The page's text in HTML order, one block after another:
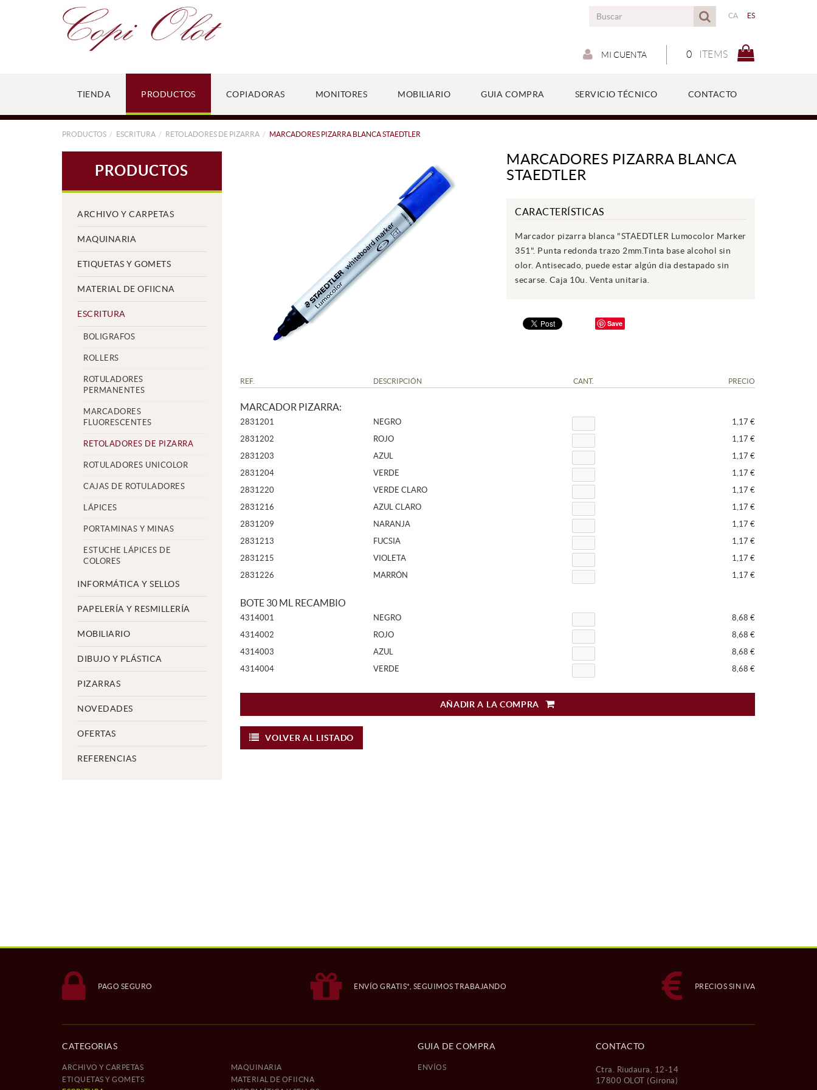
CA ES
0 ITEMS
MI CUENTA
TIENDA PRODUCTOS COPIADORAS MONITORES MOBILIARIO GUIA COMPRA SERVICIO TÉCNICO CONTACTO
PRODUCTOS ESCRITURA RETOLADORES DE PIZARRA MARCADORES PIZARRA BLANCA STAEDTLER
PRODUCTOS
ARCHIVO Y CARPETAS
MAQUINARIA
ETIQUETAS Y GOMETS
MATERIAL DE OFIICNA
ESCRITURA
BOLIGRAFOS
ROLLERS
ROTULADORES
PERMANENTES
MARCADORES
FLUORESCENTES
RETOLADORES DE PIZARRA
ROTULADORES UNICOLOR
CAJAS DE ROTULADORES
LÁPICES
PORTAMINAS Y MINAS
ESTUCHE LÁPICES DE
COLORES
INFORMÁTICA Y SELLOS
PAPELERÍA Y RESMILLERÍA
MOBILIARIO
DIBUJO Y PLÁSTICA
PIZARRAS
NOVEDADES
OFERTAS
REFERENCIAS
MARCADORES PIZARRA BLANCA
STAEDTLER
CARACTERÍSTICAS
Marcador pizarra blanca "STAEDTLER Lumocolor Marker
351". Punta redonda trazo 2mm.Tinta base alcohol sin
olor. Antisecado, puede estar algún dia destapado sin
secarse. Caja 10u. Venta unitaria.
Save
REF. DESCRIPCIÓN CANT. PRECIO
MARCADOR PIZARRA:
2831201 NEGRO
1,17 €
2831202
ROJO
1,17 €
2831203
AZUL
1,17 €
2831204
VERDE
1,17 €
2831220
VERDE CLARO
1,17 €
2831216
AZUL CLARO
1,17 €
2831209
NARANJA
1,17 €
2831213
FUCSIA
1,17 €
2831215
VIOLETA
1,17 €
2831226
MARRÓN 1,17 €
BOTE 30 ML RECAMBIO
4314001 NEGRO
8,68 €
4314002
ROJO
8,68 €
4314003
AZUL
8,68 €
4314004
VERDE 8,68 €
AÑADIR A LA COMPRA
VOLVER AL LISTADO
PAGO SEGURO ENVÍO GRATIS*, SEGUIMOS TRABAJANDO PRECIOS SIN IVA
CATEGORIAS
ARCHIVO Y CARPETAS
MAQUINARIA
ETIQUETAS Y GOMETS
MATERIAL DE OFIICNA
GUIA DE COMPRA
ENVÍOS
CONTACTO
Ctra. Riudaura, 12-14
17800 OLOT (Girona)